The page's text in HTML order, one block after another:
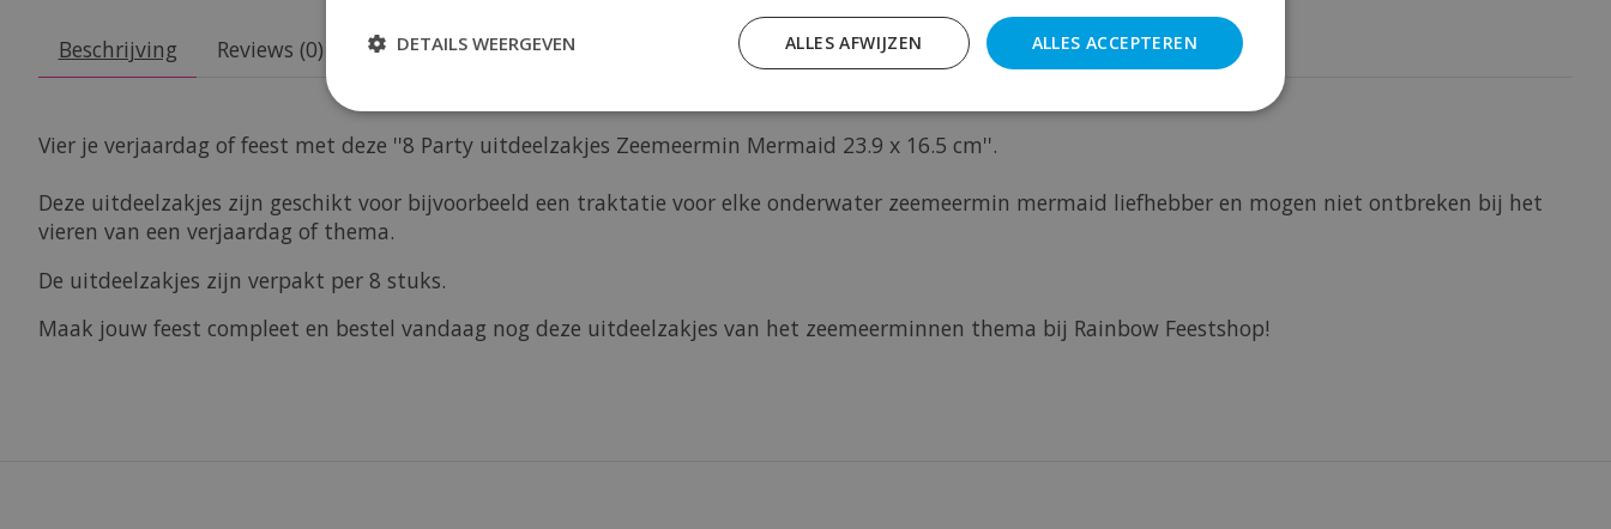
Beschrijving Reviews (0)
Vier je verjaardag of feest met deze ''8 Party uitdeelzakjes Zeemeermin Mermaid 23.9 x 16.5 cm''.
Deze uitdeelzakjes zijn geschikt voor bijvoorbeeld een traktatie voor elke onderwater zeemeermin mermaid liefhebber en mogen niet ontbreken bij het
vieren van een verjaardag of thema.
De uitdeelzakjes zijn verpakt per 8 stuks.
Maak jouw feest compleet en bestel vandaag nog deze uitdeelzakjes van het zeemeerminnen thema bij Rainbow Feestshop!
ALLES ACCEPTEREN
ALLES AFWIJZEN
DETAILS WEERGEVEN